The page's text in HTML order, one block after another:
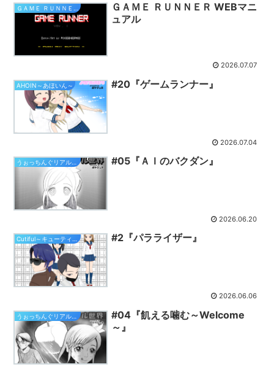
ＧＡＭＥ ＲＵＮＮＥＲ WEBマニ
ュアル
2026.07.07
AHOIN～あほいん～ #20『ゲームランナー』
2026.07.04
#05『ＡＩのバクダン』
2026.06.20
Cutiful～キューティフル～ #2『パラライザー』
2026.06.06
#04『飢える噛む～Welcome
～』